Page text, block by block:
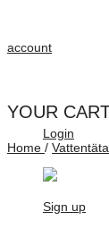
account
Login
Sign up
YOUR
Home /